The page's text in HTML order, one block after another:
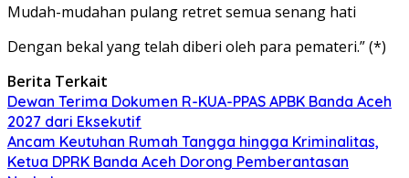
Mudah-mudahan pulang retret semua senang hati
Dengan bekal yang telah diberi oleh para pemateri.” (*)
Berita Terkait
Dewan Terima Dokumen R-KUA-PPAS APBK Banda Aceh
2027 dari Eksekutif
Ancam Keutuhan Rumah Tangga hingga Kriminalitas,
Ketua DPRK Banda Aceh Dorong Pemberantasan